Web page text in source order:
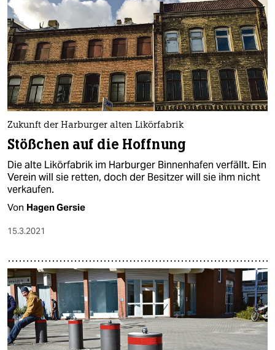
Zukunft der Harburger alten Likörfabrik
Stößchen auf die Hoffnung
Die alte Likörfabrik im Harburger Binnenhafen verfällt. Ein
Verein will sie retten, doch der Besitzer will sie ihm nicht
verkaufen.
Von Hagen Gersie
15.3.2021